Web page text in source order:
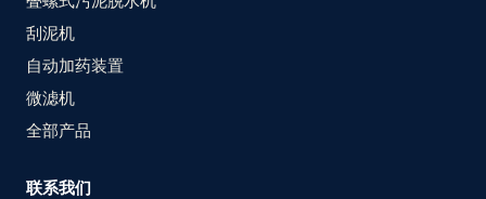
刮泥机
自动加药装置
微滤机
全部产品
联系我们